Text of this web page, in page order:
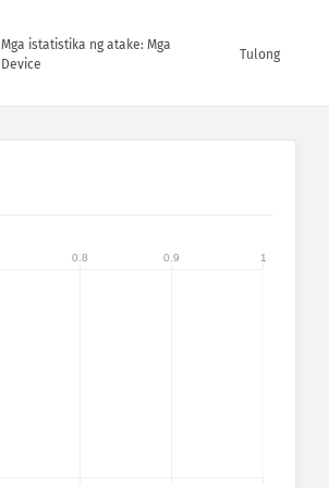
Mga istatistika ng atake: Mga
Device
Tulong
0.8 0.9 1